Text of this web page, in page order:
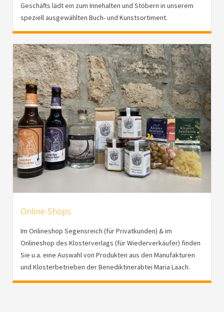
Geschäfts lädt ein zum Innehalten und Stöbern in unserem
speziell ausgewählten Buch- und Kunstsortiment.
Online-Shops
Im Onlineshop Segensreich (für Privatkunden) & im
Onlineshop des Klosterverlags (für Wiederverkäufer) finden
Sie u.a. eine Auswahl von Produkten aus den Manufakturen
und Klosterbetrieben der Benediktinerabtei Maria Laach.